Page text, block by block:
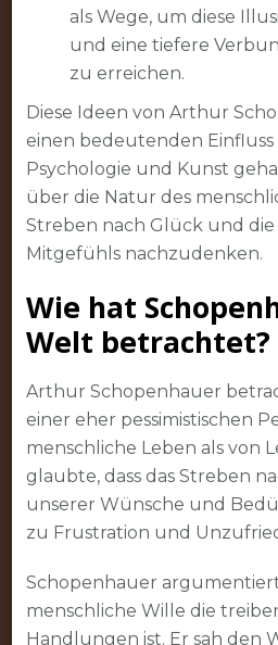
als Wege, um diese
und eine tiefere
zu erreichen.
Diese Ideen von Arthur
einen bedeutenden Einfluss
Psychologie und Kunst
über die Natur des
Streben nach Glück und
Mitgefühls nachzudenken.
Wie hat
Welt betrachtet?
Arthur Schopenhauer
einer eher pessimistischen
menschliche Leben als von
glaubte, dass das Streben
unserer Wünsche und
zu Frustration und
Schopenhauer
menschliche Wille die
Handlungen ist. Er sah den